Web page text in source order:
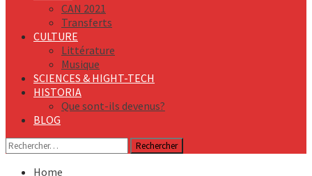
CAN 2021
Transferts
CULTURE
Littérature
Musique
SCIENCES & HIGHT-TECH
HISTORIA
Que sont-ils devenus?
BLOG
Rechercher :
Home